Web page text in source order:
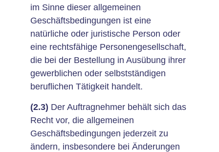
im Sinne dieser allgemeinen
Geschäftsbedingungen ist eine
natürliche oder juristische Person oder
eine rechtsfähige Personengesellschaft,
die bei der Bestellung in Ausübung ihrer
gewerblichen oder selbstständigen
beruflichen Tätigkeit handelt.
(2.3) Der Auftragnehmer behält sich das
Recht vor, die allgemeinen
Geschäftsbedingungen jederzeit zu
ändern, insbesondere bei Änderungen